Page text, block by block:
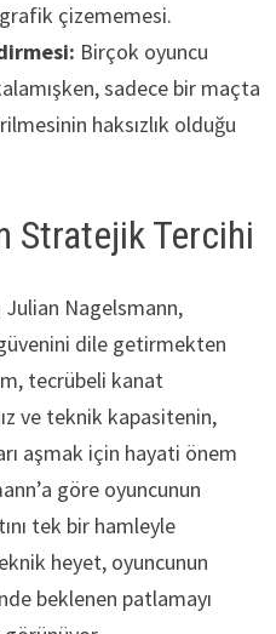
çizememesi.
Birçok oyuncu
sadece bir maçta
haksızlık olduğu
Stratejik Tercihi
Nagelsmann,
dile getirmekten
tecrübeli kanat
ve teknik kapasitenin,
aşmak için hayati önem
göre oyuncunun
tek bir hamleyle
heyet, oyuncunun
beklenen patlamayı